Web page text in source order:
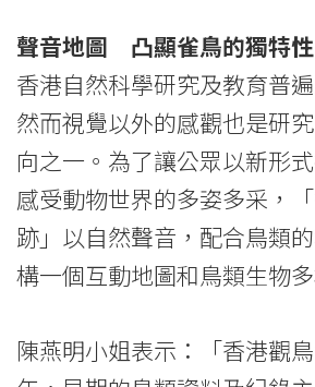
港
首
個
聲
音
互
動
聲音地圖 凸顯雀鳥的獨特性
香港自然科學研究及教育普
然而視覺以外的感觀也是研
向之一。為了讓公眾以新形
感受動物世界的多姿多采，
跡」以自然聲音，配合鳥類
構一個互動地圖和鳥類生物
陳燕明小姐表示：「香港觀